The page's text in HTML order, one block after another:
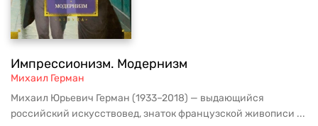
Импрессионизм. Модернизм
Михаил Герман
Михаил Юрьевич Герман (1933–2018) — выдающийся
российский искусствовед, знаток французской живописи ...